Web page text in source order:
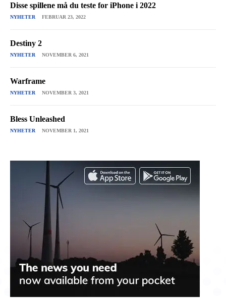
Disse spillene må du teste for iPhone i 2022
NYHETER FEBRUAR 23, 2022
Destiny 2
NYHETER NOVEMBER 6, 2021
Warframe
NYHETER NOVEMBER 3, 2021
Bless Unleashed
NYHETER NOVEMBER 1, 2021